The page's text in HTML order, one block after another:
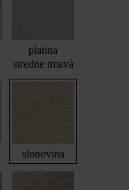
platina
stredne tmavá
slonovina